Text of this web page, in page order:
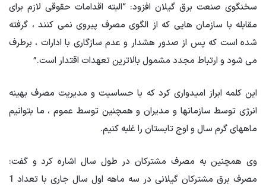
سخنگوی صنعت برق گیلان افزود: “البته اقدامات حقوقی لازم برای
مقابله با سازمان هایی که از الگوی مصرف پیروی نمی کنند ، گرفته
شده است که پس از صدور هشدار و عدم سازگاری با ادارات ، برطرف
می شود و ارتباط مجدد مشمول بالاترین تعهدات اقتدار است.”
این کلمه ابراز امیدواری کرد که با حساسیت و مدیریت مصرف بهینه
انرژی توسط سازمانها و مدیران و همچنین توسط عموم ، ما بتوانیم
ماههای گرم سال و اوج تابستان را غلبه کنیم.
وی همچنین به مصرف مشترکان در طول سال اشاره کرد و گفت:
مصرف برق مشترکان گیلانی در سه ماهه اول سال جاری با تعداد 1